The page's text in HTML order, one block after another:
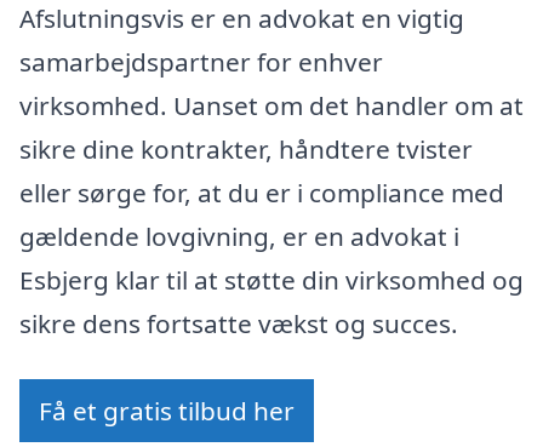
Afslutningsvis er en advokat en vigtig
samarbejdspartner for enhver
virksomhed. Uanset om det handler om at
sikre dine kontrakter, håndtere tvister
eller sørge for, at du er i compliance med
gældende lovgivning, er en advokat i
Esbjerg klar til at støtte din virksomhed og
sikre dens fortsatte vækst og succes.
Få et gratis tilbud her